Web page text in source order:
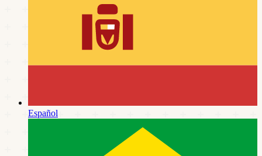
Español